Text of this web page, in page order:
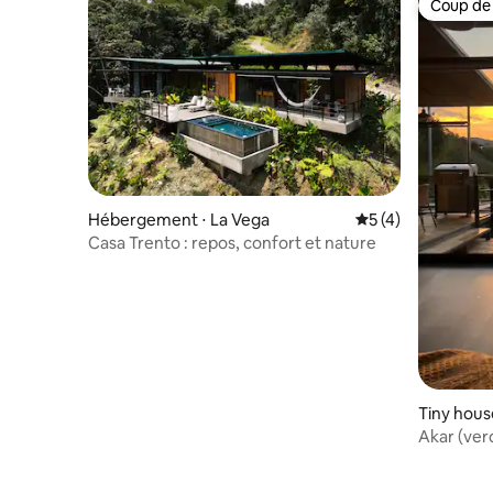
Hébergement ⋅ La Vega Évaluation
5 (4)
Casa Trento : repos, confort et nature
Coup
Coup
Tiny
Akar